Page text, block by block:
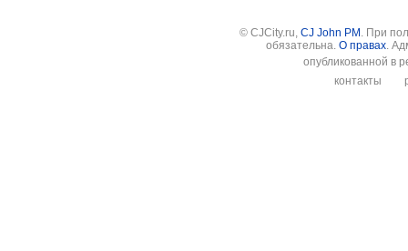
© CJCity.ru, CJ John PM . При
обязательна. О правах.
опубликованной в
контакты